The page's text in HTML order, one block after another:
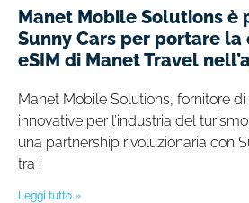
Manet Mobile Solutions è
Sunny Cars per portare
eSIM di Manet Travel
Manet Mobile Solutions, fornitore
innovative per l’industria del
una partnership rivoluzionaria con
tra i
Leggi tutto »